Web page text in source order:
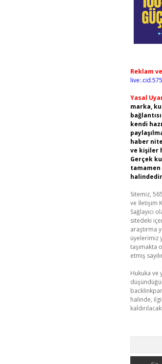
Reklam
Yasal
marka,
kendi
haber
ve kişiler
Gerçek
Sitemiz,
ve İletişim
Sağlayıcı
sitedeki
araştırma
üyelerimiz
taşımakta
etmiş
Hukuka ve
halinde,